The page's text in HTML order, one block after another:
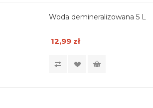
Woda demineralizowana 5 L
12,99 zł